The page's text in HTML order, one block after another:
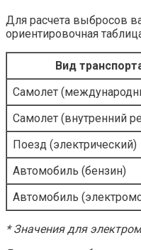
Для расчета выбросов
ориентировочная
Вид
Самолет
Самолет (внутренний
Поезд (электрический)
Автомобиль (бензин)
Автомобиль
* Значения для